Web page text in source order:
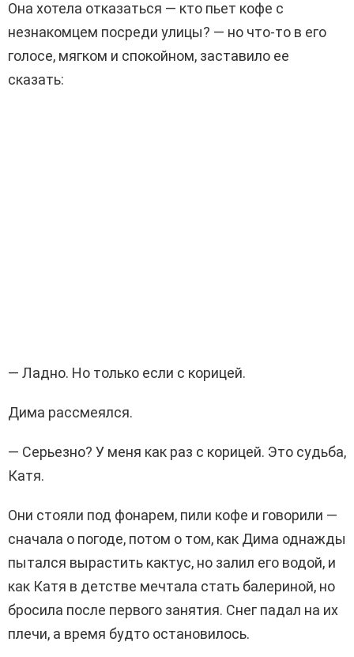
Она хотела отказаться — кто пьет кофе с
незнакомцем посреди улицы? — но что-то в его
голосе, мягком и спокойном, заставило ее
сказать:
— Ладно. Но только если с корицей.
Дима рассмеялся.
— Серьезно? У меня как раз с корицей. Это судьба,
Катя.
Они стояли под фонарем, пили кофе и говорили —
сначала о погоде, потом о том, как Дима однажды
пытался вырастить кактус, но залил его водой, и
как Катя в детстве мечтала стать балериной, но
бросила после первого занятия. Снег падал на их
плечи, а время будто остановилось.